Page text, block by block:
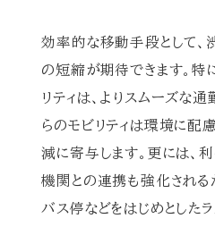
効率的な移動手段として
の短縮が期待できます。
リティは、よりスムーズな
らのモビリティは環境に配
減に寄与します。更には、
機関との連携も強化される
バス停などをはじめとした